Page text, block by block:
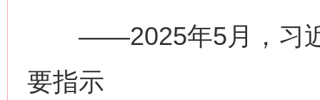
——2025年5月，习近
要指示